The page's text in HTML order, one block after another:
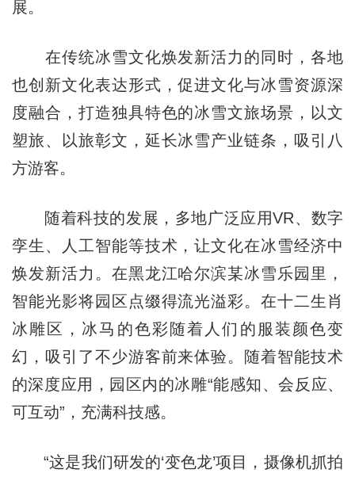
展。
在传统冰雪文化焕发新活力的同时，各地
也创新文化表达形式，促进文化与冰雪资源深
度融合，打造独具特色的冰雪文旅场景，以文
塑旅、以旅彰文，延长冰雪产业链条，吸引八
方游客。
随着科技的发展，多地广泛应用VR、数字
孪生、人工智能等技术，让文化在冰雪经济中
焕发新活力。在黑龙江哈尔滨某冰雪乐园里，
智能光影将园区点缀得流光溢彩。在十二生肖
冰雕区，冰马的色彩随着人们的服装颜色变
幻，吸引了不少游客前来体验。随着智能技术
的深度应用，园区内的冰雕“能感知、会反应、
可互动”，充满科技感。
“这是我们研发的‘变色龙’项目，摄像机抓拍